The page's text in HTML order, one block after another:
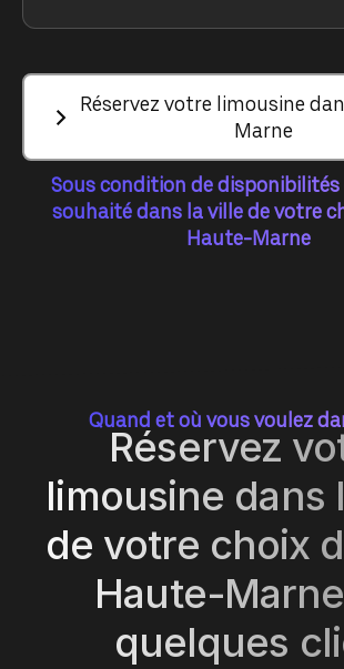
Réservez votre limousine
Marne
Sous condition de disponibilités
souhaité dans la ville de votre
Haute-Marne
Quand et où vous voulez
Réservez
limousine dans
de votre choix
Haute-
quelques